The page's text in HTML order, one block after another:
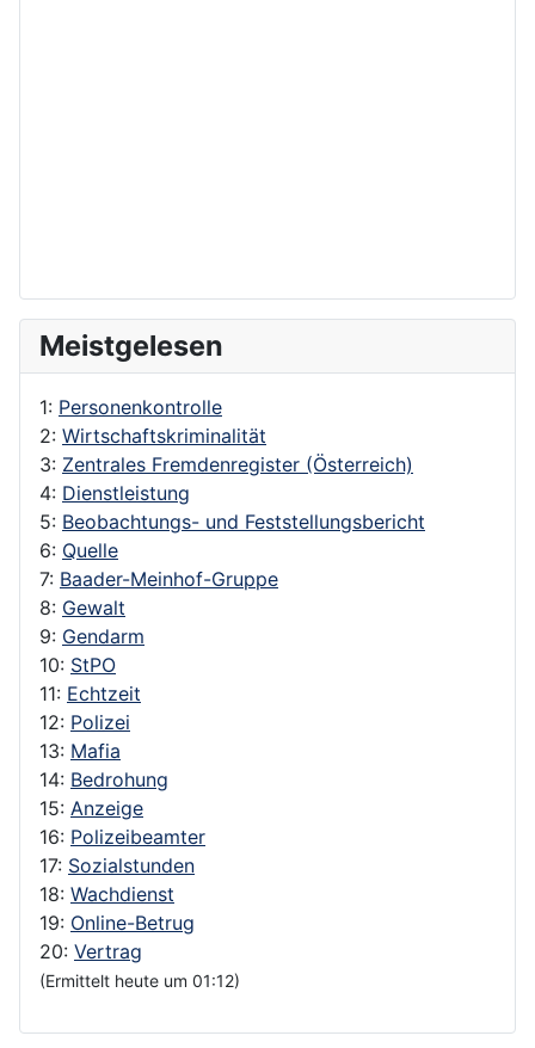
Meistgelesen
1: Personenkontrolle
2: Wirtschaftskriminalität
3: Zentrales Fremdenregister (Österreich)
4: Dienstleistung
5: Beobachtungs- und Feststellungsbericht
6: Quelle
7: Baader-Meinhof-Gruppe
8: Gewalt
9: Gendarm
10: StPO
11: Echtzeit
12: Polizei
13: Mafia
14: Bedrohung
15: Anzeige
16: Polizeibeamter
17: Sozialstunden
18: Wachdienst
19: Online-Betrug
20: Vertrag
(Ermittelt heute um 01:12)